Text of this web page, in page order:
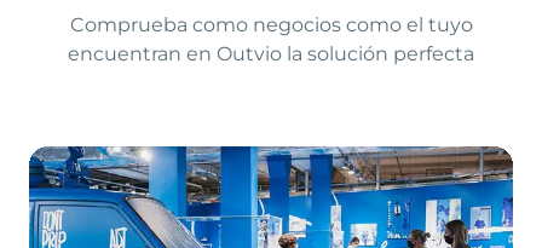
Comprueba como negocios como el tuyo
encuentran en Outvio la solución perfecta